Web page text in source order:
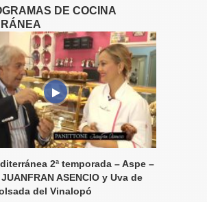
DE COCINA
2ª temporada – Aspe –
ASENCIO y Uva de
del Vinalopó